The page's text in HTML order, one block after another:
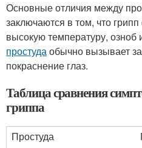
Основные отличия между
заключаются в том, что
высокую температуру,
простудаобычно вызывает
покраснение глаз.
Таблица сравнения
гриппа
Простуда